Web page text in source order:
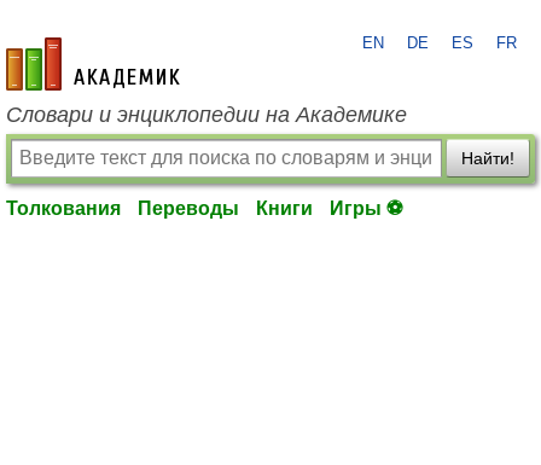
academic.ru
EN DE ES FR
Словари и энциклопедии на Академике
Найти!
Толкования Переводы Книги Игры ⚽